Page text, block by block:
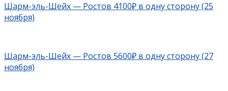
Шарм-эль-Шейх — Ростов 4100₽ в одну сторону (25
ноября)
Шарм-эль-Шейх — Ростов 5600₽ в одну сторону (27
ноября)